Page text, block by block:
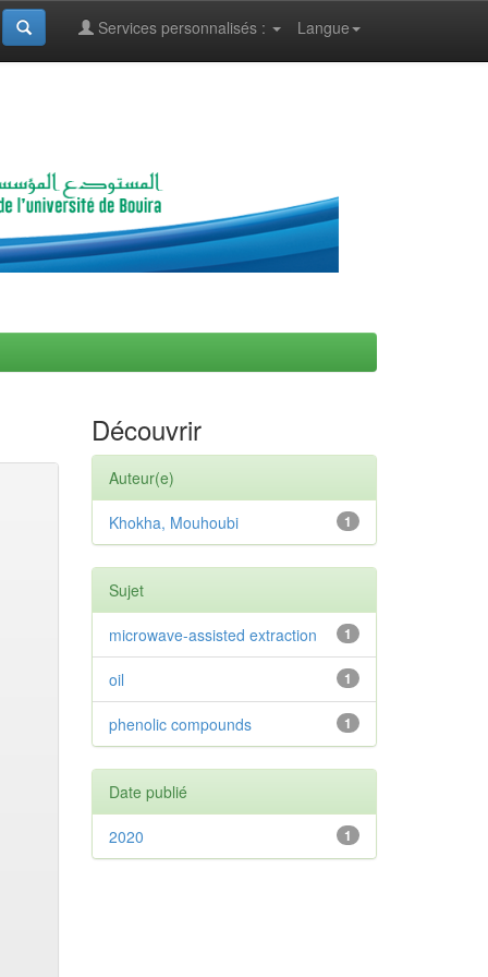
Langue
Services personnalisés :
Découvrir
Auteur(e)
1
Khokha, Mouhoubi
Sujet
1
microwave-assisted extraction
1
oil
1
phenolic compounds
Date publié
1
2020